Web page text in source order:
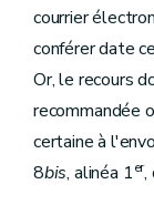
courrier
conférer date
Or, le recours
recommandée
certaine à
8bis, alinéa 1er,